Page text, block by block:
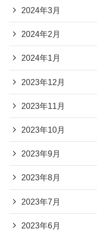
2024年3月
2024年2月
2024年1月
2023年12月
2023年11月
2023年10月
2023年9月
2023年8月
2023年7月
2023年6月